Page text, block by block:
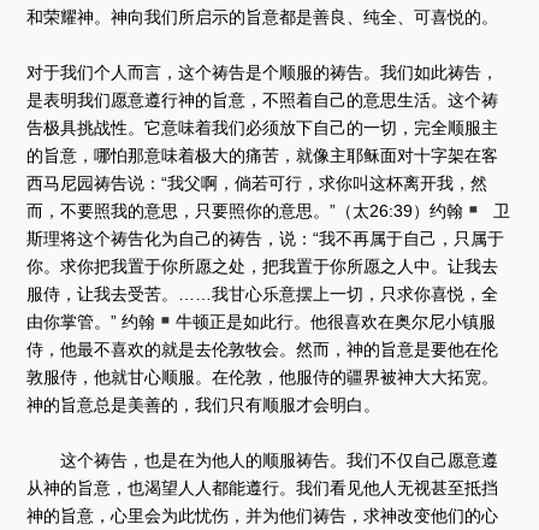
和荣耀神。神向我们所启示的旨意都是善良、纯全、可喜悦的。
对于我们个人而言，这个祷告是个顺服的祷告。我们如此祷告，
是表明我们愿意遵行神的旨意，不照着自己的意思生活。这个祷
告极具挑战性。它意味着我们必须放下自己的一切，完全顺服主
的旨意，哪怕那意味着极大的痛苦，就像主耶稣面对十字架在客
西马尼园祷告说：“我父啊，倘若可行，求你叫这杯离开我，然
而，不要照我的意思，只要照你的意思。”（太26:39）约翰
卫
斯理将这个祷告化为自己的祷告，说：“我不再属于自己，只属于
你。求你把我置于你所愿之处，把我置于你所愿之人中。让我去
服侍，让我去受苦。……我甘心乐意摆上一切，只求你喜悦，全
由你掌管。” 约翰
牛顿正是如此行。他很喜欢在奥尔尼小镇服
侍，他最不喜欢的就是去伦敦牧会。然而，神的旨意是要他在伦
敦服侍，他就甘心顺服。在伦敦，他服侍的疆界被神大大拓宽。
神的旨意总是美善的，我们只有顺服才会明白。
这个祷告，也是在为他人的顺服祷告。我们不仅自己愿意遵
从神的旨意，也渴望人人都能遵行。我们看见他人无视甚至抵挡
神的旨意，心里会为此忧伤，并为他们祷告，求神改变他们的心